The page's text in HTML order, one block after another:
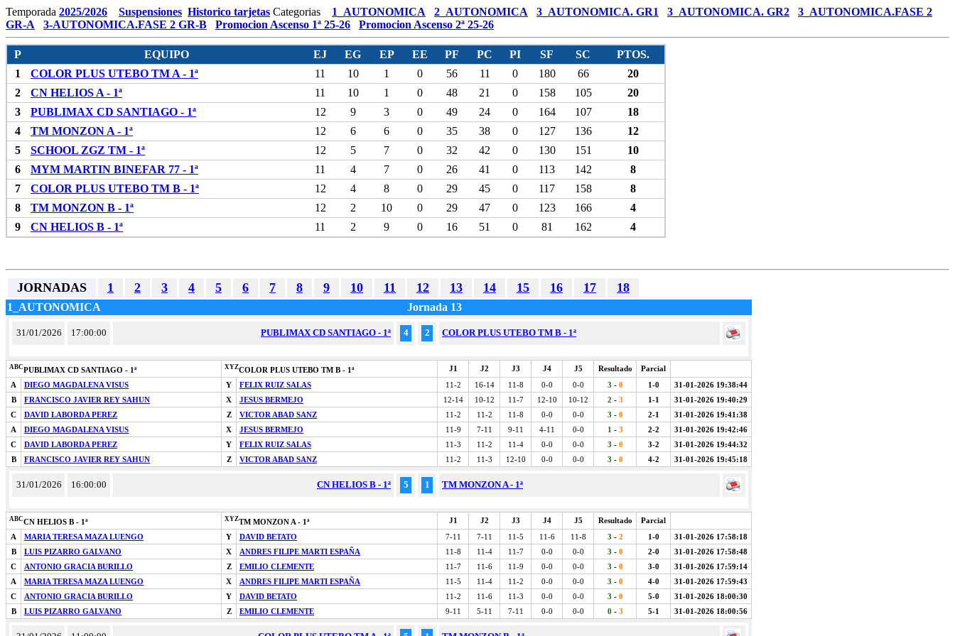
Temporada 2025/2026 Suspensiones Historico tarjetas Categorias 1_AUTONOMICA 2_AUTONOMICA 3_AUTONOMICA. GR1 3_AUTONOMICA. GR2
3_AUTONOMICA.FASE 2
GR-A
3-AUTONOMICA.FASE 2 GR-B Promocion Ascenso 1ª 25-26 Promocion Ascenso 2ª 25-26
P EQUIPO EJ EG EP EE PF PC PI SF SC
PTOS.
1
COLOR PLUS UTEBO TM A - 1ª 11 10 1 0 56 11 0 180 66
20
2
CN HELIOS A - 1ª 11 10 1 0 48 21 0 158 105
20
3
PUBLIMAX CD SANTIAGO - 1ª 12 9 3 0 49 24 0 164 107
18
4
TM MONZON A - 1ª 12 6 6 0 35 38 0 127 136
12
5
SCHOOL ZGZ TM - 1ª 12 5 7 0 32 42 0 130 151
10
6
MYM MARTIN BINEFAR 77 - 1ª 11 4 7 0 26 41 0 113 142
8
7
COLOR PLUS UTEBO TM B - 1ª 12 4 8 0 29 45 0 117 158
8
8
TM MONZON B - 1ª 12 2 10 0 29 47 0 123 166
4
9
CN HELIOS B - 1ª 11 2 9 0 16 51 0 81 162 4
JORNADAS 1 2 3 4 5 6 7 8 9 10 11 12 13 14 15 16 17 18
1_AUTONOMICA Jornada 13
31/01/2026 17:00:00 PUBLIMAX CD SANTIAGO - 1ª 4 2 COLOR PLUS UTEBO TM B - 1ª
ABCPUBLIMAX CD SANTIAGO - 1ª XYZCOLOR PLUS UTEBO TM B - 1ª J1 J2 J3 J4 J5 Resultado
Parcial
A
DIEGO MAGDALENA VISUS Y FELIX RUIZ SALAS 11-2 16-14 11-8 0-0 0-0 3 - 0 1-0
31-01-2026 19:38:44
B
FRANCISCO JAVIER REY SAHUN X JESUS BERMEJO 12-14 10-12 11-7 12-10 10-12 2 - 3 1-1
31-01-2026 19:40:29
C
DAVID LABORDA PEREZ Z VICTOR ABAD SANZ 11-2 11-2 11-8 0-0 0-0 3 - 0 2-1
31-01-2026 19:41:38
A
DIEGO MAGDALENA VISUS X JESUS BERMEJO 11-9 7-11 9-11 4-11 0-0 1 - 3 2-2
31-01-2026 19:42:46
C
DAVID LABORDA PEREZ Y FELIX RUIZ SALAS 11-3 11-2 11-4 0-0 0-0 3 - 0 3-2
31-01-2026 19:44:32
B
FRANCISCO JAVIER REY SAHUN Z VICTOR ABAD SANZ 11-2 11-3 12-10 0-0 0-0 3 - 0 4-2 31-01-2026 19:45:18
31/01/2026 16:00:00 CN HELIOS B - 1ª 5 1 TM MONZON A - 1ª
ABCCN HELIOS B - 1ª XYZTM MONZON A - 1ª J1 J2 J3 J4 J5 Resultado
Parcial
A
MARIA TERESA MAZA LUENGO Y DAVID BETATO 7-11 7-11 11-5 11-6 11-8 3 - 2 1-0
31-01-2026 17:58:18
B
LUIS PIZARRO GALVANO X ANDRES FILIPE MARTI ESPAÑA 11-8 11-4 11-7 0-0 0-0 3 - 0 2-0
31-01-2026 17:58:48
C
ANTONIO GRACIA BURILLO Z EMILIO CLEMENTE 11-7 11-6 11-9 0-0 0-0 3 - 0 3-0
31-01-2026 17:59:14
A
MARIA TERESA MAZA LUENGO X ANDRES FILIPE MARTI ESPAÑA 11-5 11-4 11-2 0-0 0-0 3 - 0 4-0
31-01-2026 17:59:43
C
ANTONIO GRACIA BURILLO Y DAVID BETATO 11-2 11-6 11-3 0-0 0-0 3 - 0 5-0
31-01-2026 18:00:30
B
LUIS PIZARRO GALVANO Z EMILIO CLEMENTE 9-11 5-11 7-11 0-0 0-0 0 - 3 5-1 31-01-2026 18:00:56